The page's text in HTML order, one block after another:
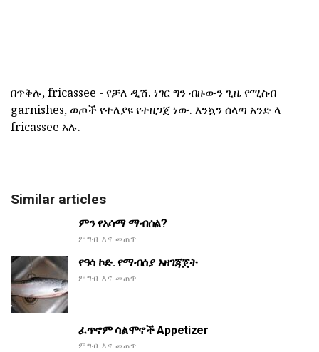
በጥቅሉ, fricassee - የቻለ ዲሽ. ነገር ግን ብዙውን ጊዜ የሚስብ
garnishes, ወጦች የተለያዩ የተዘጋጀ ነው. እንኳን ሰላጣ አንድ ላ
fricassee አሉ.
Similar articles
ምን የአሳማ ማብሰል?
ምግብ እና መጠጥ
የዓሳ ኮድ. የማብሰያ አዘገጃጀት
ምግብ እና መጠጥ
ፈጥኖም ሳልሞኖች Appetizer
ምግብ እና መጠጥ